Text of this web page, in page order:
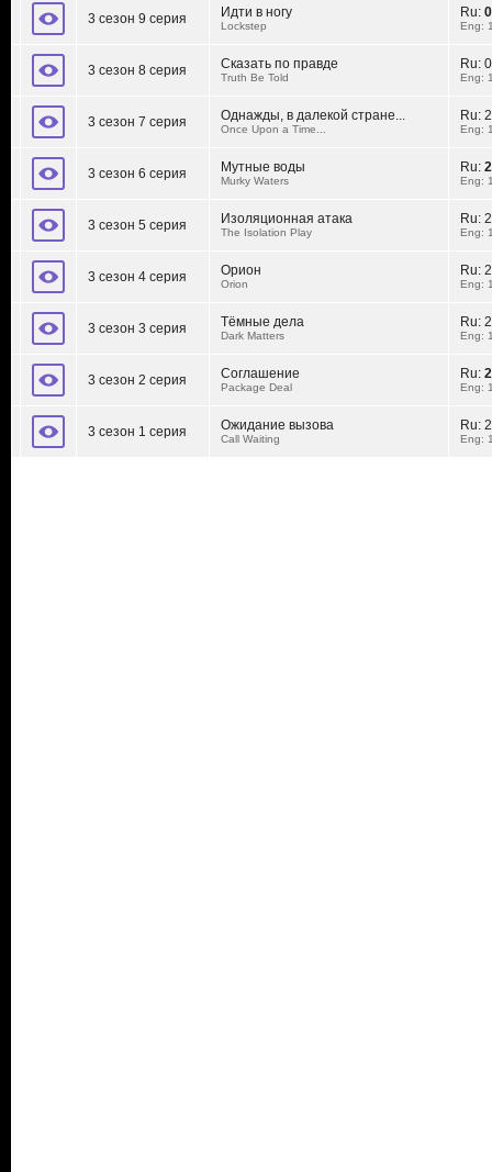
3 сезон 9 серия Идти в ногу
Lockstep
Ru:
Eng:
3 сезон 8 серия Сказать по правде
Truth Be Told
Ru:
Eng:
3 сезон 7 серия Однажды, в далекой стране...
Once Upon a Time...
Ru:
Eng:
3 сезон 6 серия Мутные воды
Murky Waters
Ru:
Eng:
3 сезон 5 серия Изоляционная атака
The Isolation Play
Ru:
Eng:
3 сезон 4 серия Орион
Orion
Ru:
Eng:
3 сезон 3 серия Тёмные дела
Dark Matters
Ru:
Eng:
3 сезон 2 серия Соглашение
Package Deal
Ru:
Eng:
3 сезон 1 серия Ожидание вызова
Call Waiting
Ru:
Eng: